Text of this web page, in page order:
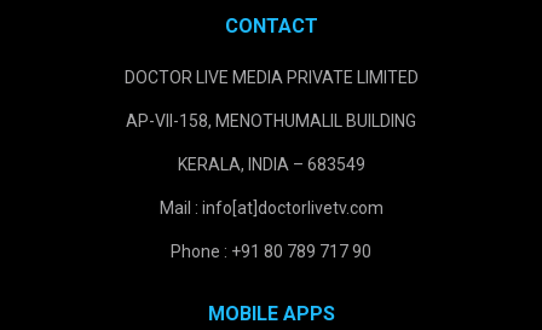
CONTACT
DOCTOR LIVE MEDIA PRIVATE LIMITED
AP-VII-158, MENOTHUMALIL BUILDING
KERALA, INDIA – 683549
Mail : info[at]doctorlivetv.com
Phone : +91 80 789 717 90
MOBILE APPS